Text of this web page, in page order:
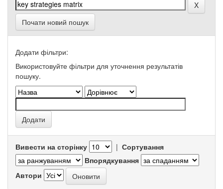
Почати новий пошук
Додати фільтри:
Використовуйте фільтри для уточнення результатів
пошуку.
Вивести на сторінку | Сортування
Впорядкування
Автори